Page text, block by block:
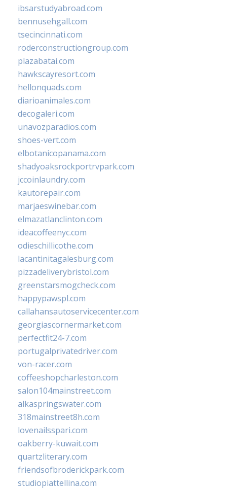
ibsarstudyabroad.com
bennusehgall.com
tsecincinnati.com
roderconstructiongroup.com
plazabatai.com
hawkscayresort.com
hellonquads.com
diarioanimales.com
decogaleri.com
unavozparadios.com
shoes-vert.com
elbotanicopanama.com
shadyoaksrockportrvpark.com
jccoinlaundry.com
kautorepair.com
marjaeswinebar.com
elmazatlanclinton.com
ideacoffeenyc.com
odieschillicothe.com
lacantinitagalesburg.com
pizzadeliverybristol.com
greenstarsmogcheck.com
happypawspl.com
callahansautoservicecenter.com
georgiascornermarket.com
perfectfit24-7.com
portugalprivatedriver.com
von-racer.com
coffeeshopcharleston.com
salon104mainstreet.com
alkaspringswater.com
318mainstreet8h.com
lovenailsspari.com
oakberry-kuwait.com
quartzliterary.com
friendsofbroderickpark.com
studiopiattellina.com